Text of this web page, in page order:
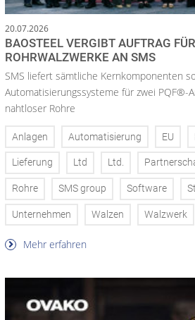
20.07.2026
BAOSTEEL VERGIBT AUFTRAG
ROHRWALZWERKE AN SMS
SMS liefert sämtliche Kernkomponenten
Automatisierungssysteme für zwei PQF®-
nahtloser Rohre
Anlagen Automatisierung EU
Lieferung Ltd Ltd.
Rohre SMS group Software
Unternehmen Walzen Walzwerk
Mehr erfahren